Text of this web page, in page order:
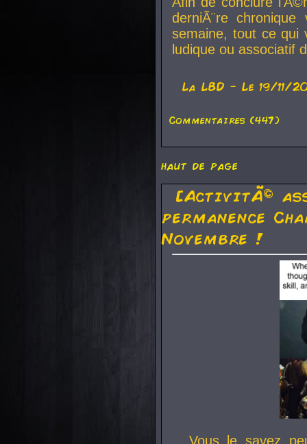
derniÃ¨re
semaine, tout ce qui
ludique ou associatif
La LBD - Le 19/11/
Commentaires (447)
haut de page
[ActivitÃ©
permanence
Novembre !
Vous le savez